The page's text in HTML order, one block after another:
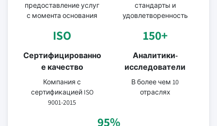
предоставление услуг
с момента основания
стандарты и
удовлетворенность
ISO
Сертифицированно
е качество
Компания с
сертификацией ISO
9001-2015
150+
Аналитики-
исследователи
В более чем 10
отраслях
95%